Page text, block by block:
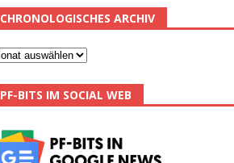
CHRONOLOGISCHES ARCHIV
PF-BITS IM SOCIAL WEB